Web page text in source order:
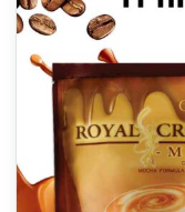
สุขภา